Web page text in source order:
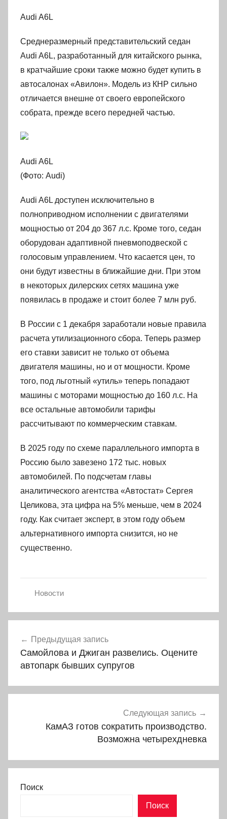
Audi A6L
Cреднеразмерный представительский седан
Audi A6L, разработанный для китайского рынка,
в кратчайшие сроки также можно будет купить в
автосалонах «Авилон». Модель из КНР сильно
отличается внешне от своего европейского
собрата, прежде всего передней частью.
Audi A6L
(Фото: Audi)
Audi A6L доступен исключительно в
полноприводном исполнении с двигателями
мощностью от 204 до 367 л.с. Кроме того, седан
оборудован адаптивной пневмоподвеской с
голосовым управлением. Что касается цен, то
они будут известны в ближайшие дни. При этом
в некоторых дилерских сетях машина уже
появилась в продаже и стоит более 7 млн руб.
В России с 1 декабря заработали новые правила
расчета утилизационного сбора. Теперь размер
его ставки зависит не только от объема
двигателя машины, но и от мощности. Кроме
того, под льготный «утиль» теперь попадают
машины с моторами мощностью до 160 л.с. На
все остальные автомобили тарифы
рассчитывают по коммерческим ставкам.
В 2025 году по схеме параллельного импорта в
Россию было завезено 172 тыс. новых
автомобилей. По подсчетам главы
аналитического агентства «Автостат» Сергея
Целикова, эта цифра на 5% меньше, чем в 2024
году. Как считает эксперт, в этом году объем
альтернативного импорта снизится, но не
существенно.
Новости
по
записям
Предыдущая запись
Самойлова и Джиган развелись. Оцените
автопарк бывших супругов
Следующая запись
КамАЗ готов сократить производство.
Возможна четырехдневка
Поиск
Поиск